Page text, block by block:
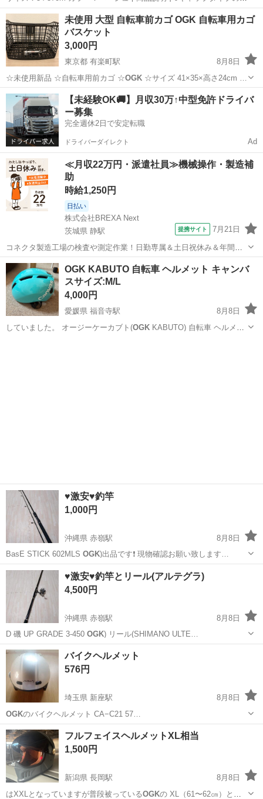
ジュアルヘルメット ●軽量でコンパクトな内部設計 ●安心の安全基準
「自転車用・SG基準」認証品 ●反射材付きで夜間も安心「 ●違和感な
く、使え...
兵庫 高砂市 伊保駅 その他
未使用 大型 自転車前カゴ OGK 自転車用カゴ
バスケット
3,000円
東京都 有楽町駅
8月8日
☆未使用新品 ☆自転車用前カゴ ☆OGK☆サイズ 41×35×高さ24cm …
東京 千代田区 有楽町駅 その他 カゴ
【未経験OK🚚】月収30万↑中型免許ドライバ
ー募集
完全週休2日で安定転職
ドライバーダイレクト Ad
≪月収22万円・派遣社員≫機械操作・製造補
助
時給1,250円
日払い
株式会社BREXA Next
茨城県 静駅
提携サイト 7月21日
コネクタ製造工場の検査や測定作業！日勤専属＆土日祝休み＆年間休
日128日★クリーンルーム内作業★マイカー通勤OK＆無料駐車場あり
★就業先食堂利用可！日払い制度あり！《茨城県常陸大宮市》 人気の
工場のお仕事 ◇コネクタ製造工...
茨城 常陸大宮市 その他
OGK KABUTO 自転車 ヘルメット キャンバ
スサイズ:M/L
4,000円
愛媛県 福音寺駅
8月8日
していました。 オージーケーカブト(OGKKABUTO) 自転車 ヘルメッ
♥激安♥釣竿
1,000円
沖縄県 赤嶺駅
8月8日
BasE STICK 602MLS OGK )出品です❗ 現物確認お願い致します…
沖縄 豊見城市 赤嶺駅 マリンスポーツ
♥激安♥釣竿とリール(アルテグラ)
4,500円
沖縄県 赤嶺駅
8月8日
D 磯 UP GRADE 3-450 OGK ) リール(SHIMANO ULTE…
沖縄 豊見城市 赤嶺駅 マリンスポーツ
バイクヘルメット
576円
埼玉県 新座駅
8月8日
OGKのバイクヘルメット CA−C21 57…
埼玉 新座市 ヘルメット
フルフェイスヘルメットXL相当
1,500円
新潟県 長岡駅
8月8日
はXXLとなっていますが普段被っているOGKの XL（61〜62㎝）と同